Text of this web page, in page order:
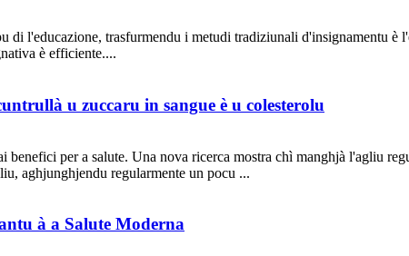
di l'educazione, trasfurmendu i metudi tradiziunali d'insignamentu è
è efficiente....
u zuccaru in sangue è u colesterolu
per a salute. Una nova ricerca mostra chì manghjà l'agliu
aghjunghjendu regularmente un pocu ...
à a Salute Moderna